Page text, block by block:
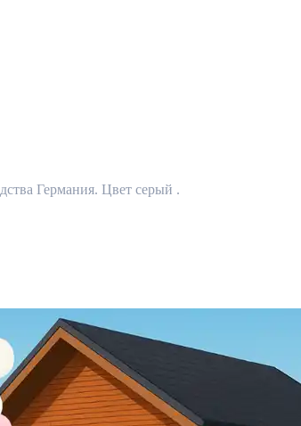
Германия. Цвет серый .